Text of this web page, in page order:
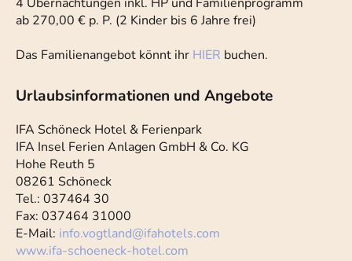
ab 270,00 € p. P. (2 Kinder bis 6 Jahre frei)
Das Familienangebot könnt ihr HIER buchen.
Urlaubsinformationen und Angebote
IFA Schöneck Hotel & Ferienpark
IFA Insel Ferien Anlagen GmbH & Co. KG
Hohe Reuth 5
08261 Schöneck
Tel.: 037464 30
Fax: 037464 31000
E-Mail: info.vogtland@ifahotels.com
www.ifa-schoeneck-hotel.com